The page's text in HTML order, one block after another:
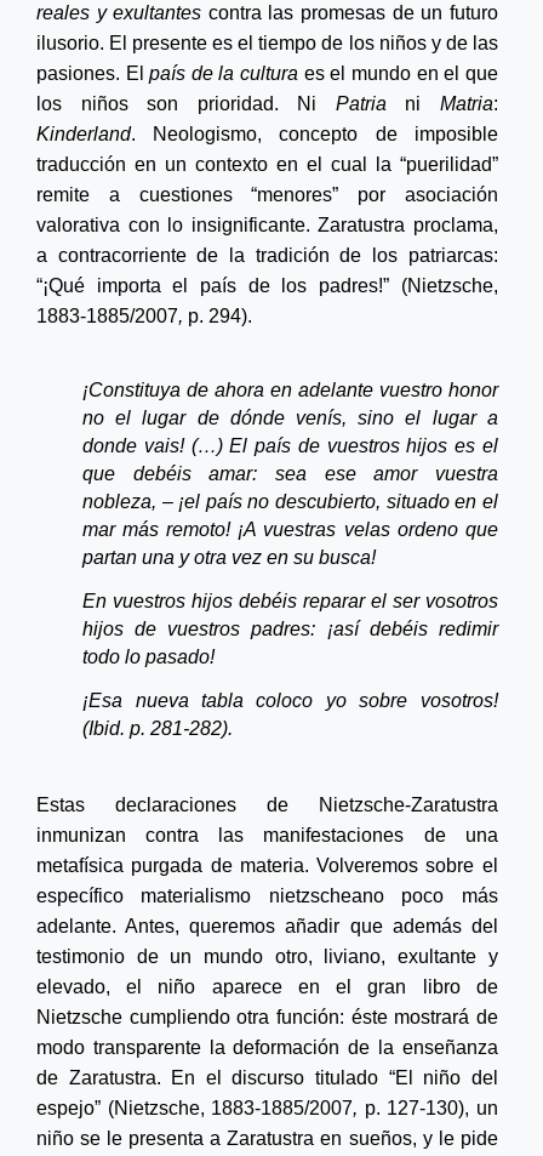
reales y exultantes contra las promesas de un futuro
ilusorio. El presente es el tiempo de los niños y de las
pasiones. Elpaís de la cultura es el mundo en el que
los niños son prioridad. Ni Patria ni Matria:
Kinderland. Neologismo, concepto de imposible
traducción en un contexto en el cual la “puerilidad”
remite a cuestiones “menores” por asociación
valorativa con lo insignificante. Zaratustra proclama,
a contracorriente de la tradición de los patriarcas:
“¡Qué importa el país de los padres!” (Nietzsche,
1883-1885/2007, p. 294).
¡Constituya de ahora en adelante vuestro honor
no el lugar de dónde venís, sino el lugar a
donde vais! (…) Elpaís de vuestros hijos es el
que debéis amar: sea ese amor vuestra
nobleza, – ¡el país no descubierto, situado en el
mar más remoto! ¡A vuestras velas ordeno que
partan una y otra vez en su busca!
En vuestros hijos debéis repararel ser vosotros
hijos de vuestros padres: ¡así debéis redimir
todo lo pasado!
¡Esa nueva tabla coloco yo sobre vosotros!
(Ibid. p. 281-282).
Estas declaraciones de Nietzsche-Zaratustra
inmunizan contra las manifestaciones de una
metafísica purgada de materia. Volveremos sobre el
específico materialismo nietzscheano poco más
adelante. Antes, queremos añadir que además del
testimonio de un mundo otro, liviano, exultante y
elevado, el niño aparece en el gran libro de
Nietzsche cumpliendo otra función: éste mostrará de
modo transparente la deformación de la enseñanza
de Zaratustra. En el discurso titulado “El niño del
espejo” (Nietzsche, 1883-1885/2007, p. 127-130), un
niño se le presenta a Zaratustra en sueños, y le pide